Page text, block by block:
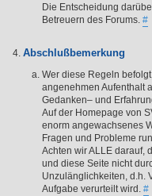
Die Entscheidung
Betreuern des Forums. #
Abschlußbemerkung
Wer diese Regeln
angenehmen Aufenthalt
Gedanken– und
Auf der Homepage von
enorm angewachsenes
Fragen und Probleme
Achten wir ALLE darauf,
und diese Seite nicht
Unzulänglichkeiten, d.h.
Aufgabe verurteilt wird. #